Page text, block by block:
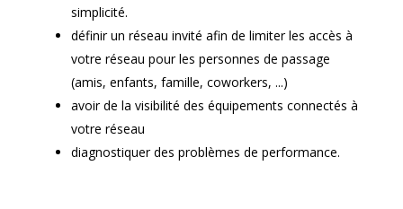
simplicité.
définir un réseau invité afin de limiter les accès à
votre réseau pour les personnes de passage
(amis, enfants, famille, coworkers, ...)
avoir de la visibilité des équipements connectés à
votre réseau
diagnostiquer des problèmes de performance.